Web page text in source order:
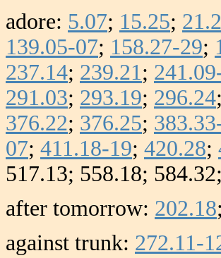
adore: 5.07; 15.25;
139.05-07; 158.27-29;
237.14; 239.21;
291.03; 293.19; 296.24;
376.22; 376.25;
07; 411.18-19; 420.28;
517.13; 558.18; 584.32;
after tomorrow: 202.18;
against trunk: 272.11-